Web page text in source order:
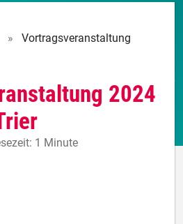
»
Vortragsveranstaltung
2024
1 Minute